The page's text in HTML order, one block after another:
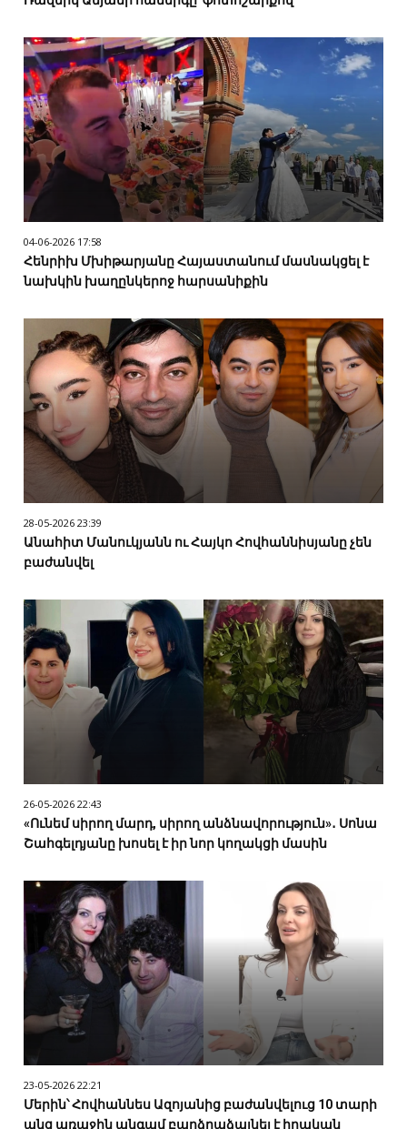
04-06-2026 17:58
Հենրիխ Մխիթարյանը Հայաստանում մասնակցել է
նախկին խաղընկերոջ հարսանիքին
28-05-2026 23:39
Անահիտ Մանուկյանն ու Հայկո Հովհաննիսյանը չեն
բաժանվել
26-05-2026 22:43
«Ունեմ սիրող մարդ, սիրող անձնավորություն»․ Սոնա
Շահգելդյանը խոսել է իր նոր կողակցի մասին
23-05-2026 22:21
Մերին՝ Հովհաննես Ազոյանից բաժանվելուց 10 տարի
անց առաջին անգամ բարձրաձայնել է իրական